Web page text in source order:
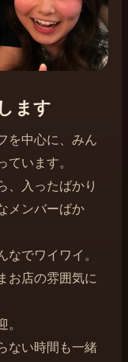
ます
を中心に、みん
ています。
、入ったばかり
メンバーばか
なでワイワイ。
お店の雰囲気に
。
ない時間も一緒